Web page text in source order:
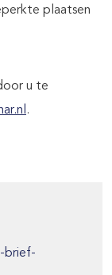
plaatsen
u te
.
brief-